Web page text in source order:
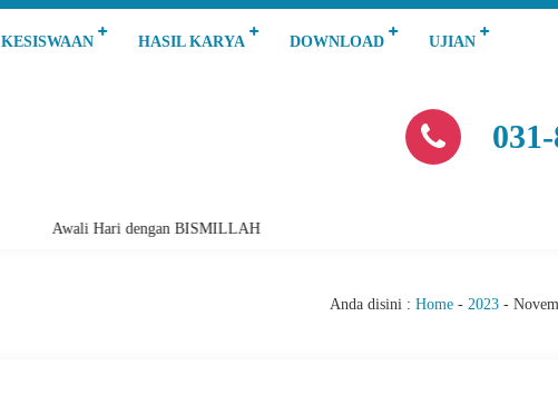
KESISWAAN HASIL KARYA DOWNLOAD UJIAN
Awali Hari dengan BISMILLAH
Anda disini : Home - 2023 -